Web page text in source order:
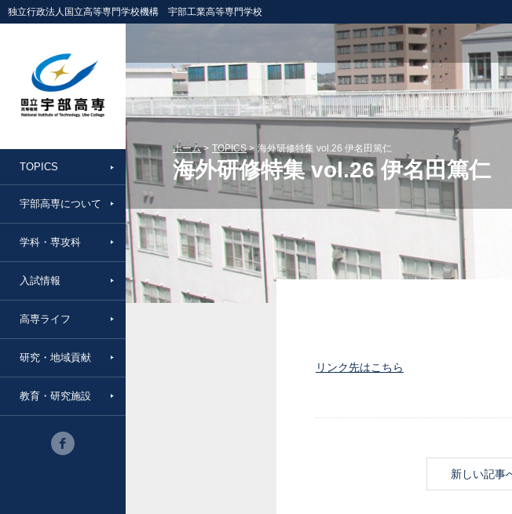
独立行政法人国立高等専門学校機構 宇部工業高等専門学校
TOPICS
宇部高専について
学科・専攻科
入試情報
高専ライフ
研究・地域貢献
教育・研究施設
ホーム TOPICS 海外研修特集 vol.26 伊名田篤仁
海外研修特集 vol.26 伊名田篤仁
リンク先はこちら
新しい記事